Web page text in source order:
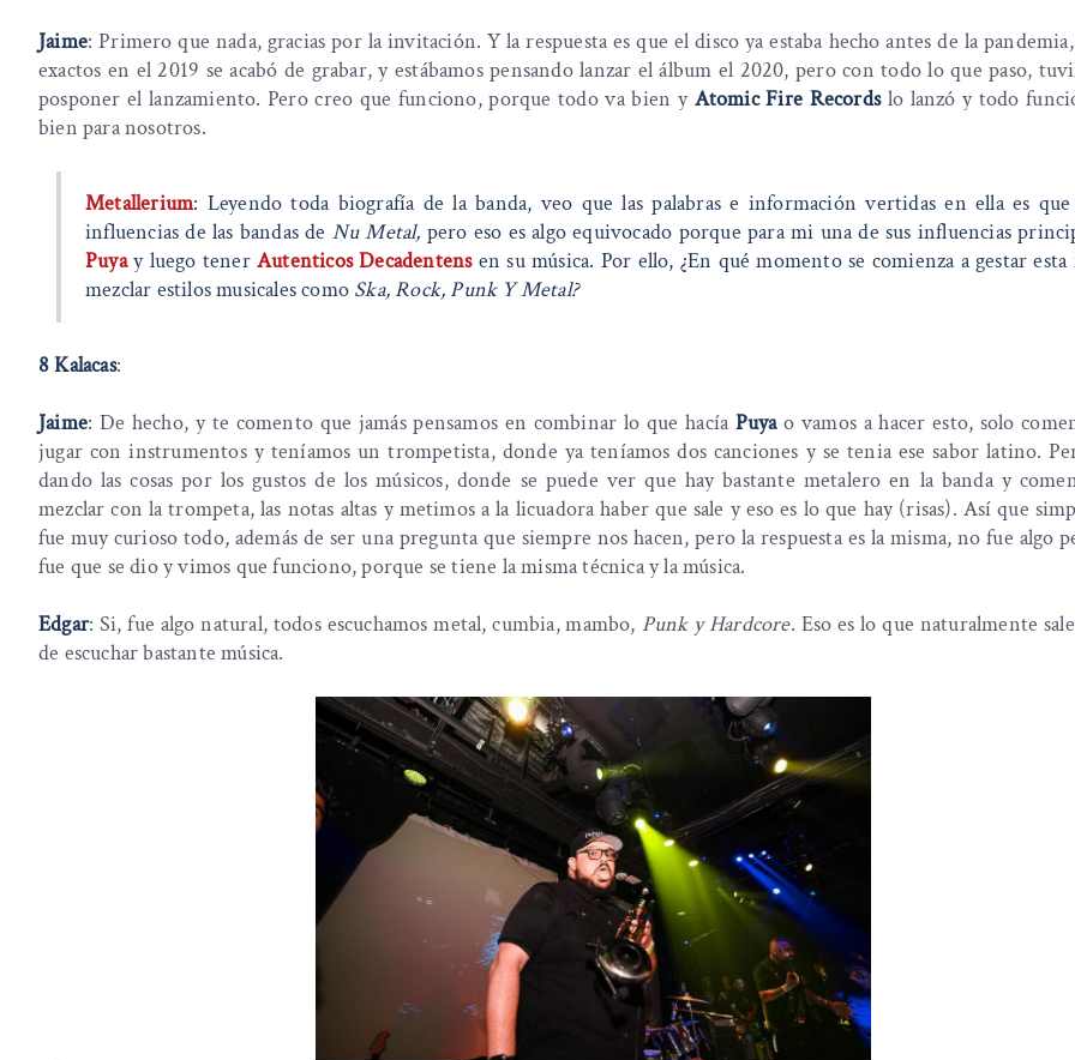
Jaime: Primero que nada, gracias por la invitación. Y la respuesta es que el disco ya estaba hecho antes de la
exactos en el 2019 se acabó de grabar, y estábamos pensando lanzar el álbum el 2020, pero con todo lo que paso,
posponer el lanzamiento. Pero creo que funciono, porque todo va bien y Atomic Fire Recordslo lanzó y todo
bien para nosotros.
Metallerium: Leyendo toda biografía de la banda, veo que las palabras e información vertidas en ella es
influencias de las bandas de Nu Metal, pero eso es algo equivocado porque para mi una de sus influencias
Puyay luego tenerAutenticos Decadentensen su música. Por ello, ¿En qué momento se comienza a gestar esta
mezclar estilos musicales como Ska, Rock, Punk Y Metal?
8 Kalacas:
Jaime: De hecho, y te comento que jamás pensamos en combinar lo que hacía Puyao vamos a hacer esto, solo
jugar con instrumentos y teníamos un trompetista, donde ya teníamos dos canciones y se tenia ese sabor latino.
dando las cosas por los gustos de los músicos, donde se puede ver que hay bastante metalero en la banda y
mezclar con la trompeta, las notas altas y metimos a la licuadora haber que sale y eso es lo que hay (risas). Así que
fue muy curioso todo, además de ser una pregunta que siempre nos hacen, pero la respuesta es la misma, no fue algo
fue que se dio y vimos que funciono, porque se tiene la misma técnica y la música.
Edgar: Si, fue algo natural, todos escuchamos metal, cumbia, mambo, Punk y Hardcore. Eso es lo que naturalmente
de escuchar bastante música.